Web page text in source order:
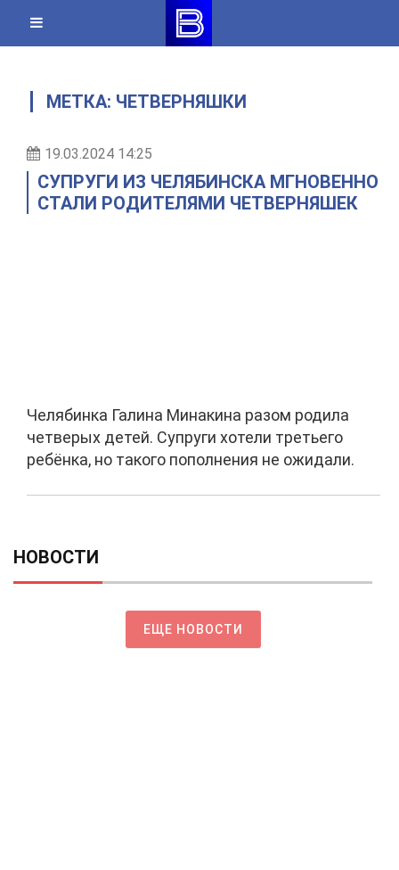
content
МЕТКА: ЧЕТВЕРНЯШКИ
19.03.2024 14:25
СУПРУГИ ИЗ ЧЕЛЯБИНСКА МГНОВЕННО
СТАЛИ РОДИТЕЛЯМИ ЧЕТВЕРНЯШЕК
Челябинка Галина Минакина разом родила
четверых детей. Супруги хотели третьего
ребёнка, но такого пополнения не ожидали.
НОВОСТИ
ЕЩЕ НОВОСТИ